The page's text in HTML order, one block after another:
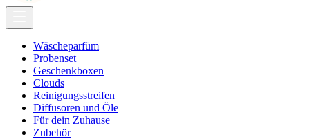
Wäscheparfüm
Probenset
Geschenkboxen
Clouds
Reinigungsstreifen
Diffusoren und Öle
Für dein Zuhause
Zubehör